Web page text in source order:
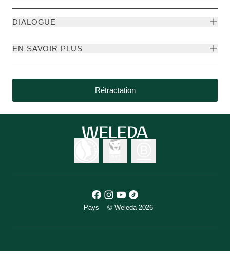
DIALOGUE
EN SAVOIR PLUS
Rétractation
Pays © Weleda 2026